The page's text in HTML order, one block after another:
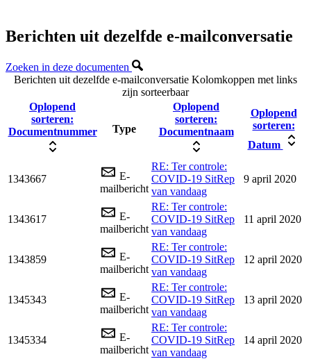
Berichten uit dezelfde e-mailconversatie
Zoeken in deze documenten
Berichten uit dezelfde e-mailconversatie Kolomkoppen met links
zijn sorteerbaar
Oplopend
sorteren:
Documentnummer
Type
Oplopend
sorteren:
Documentnaam
Oplopend
sorteren:
Datum
1343667
E-
mailbericht
RE: Ter controle:
COVID-19 SitRep
van vandaag
9 april 2020
1343617
E-
mailbericht
RE: Ter controle:
COVID-19 SitRep
van vandaag
11 april 2020
1343859
E-
mailbericht
RE: Ter controle:
COVID-19 SitRep
van vandaag
12 april 2020
1345343
E-
mailbericht
RE: Ter controle:
COVID-19 SitRep
van vandaag
13 april 2020
1345334
E-
mailbericht
RE: Ter controle:
COVID-19 SitRep
van vandaag
14 april 2020